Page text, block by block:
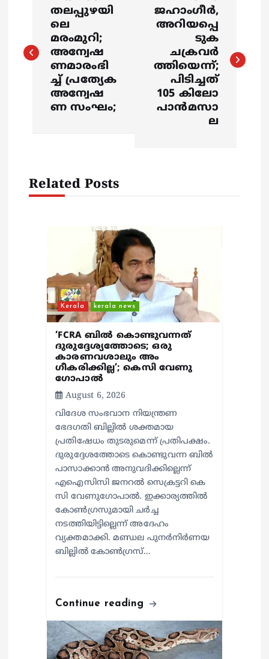
s
തലപ്പുഴയി
ലെ
മരംമുറി;
അന്വേഷ
ണമാരംഭി
ച്ച് പ്രത്യേക
അന്വേഷ
ണ സംഘം;
ജഹാം​ഗീ‍ർ,
അറിയപ്പെ
ടുക
ചക്രവർ
ത്തിയെന്ന്;
പിടിച്ചത്
105 കിലോ
പാൻമസാ
ല
Related Posts
Kerala kerala news
‘FCRA ബിൽ കൊണ്ടുവന്നത്
ദുരുദ്ദേശ്യത്തോടെ; ഒരു
കാരണവശാലും അം​
ഗീകരിക്കില്ല’; കെസി വേണു​
ഗോപാൽ
August 6, 2026
വിദേശ സംഭവാന നിയന്ത്രണ
ഭേദഗതി ബില്ലിൽ ശക്തമായ
പ്രതിഷേധം തുടരുമെന്ന് പ്രതിപക്ഷം.
ദുരുദ്ദേശത്തോടെ കൊണ്ടുവന്ന ബിൽ
പാസാക്കാൻ അനുവദിക്കില്ലെന്ന്
എഐസിസി ജനറൽ സെക്രട്ടറി കെ
സി വേണുഗോപാൽ. ഇക്കാര്യത്തിൽ
കോൺഗ്രസുമായി ചർച്ച
നടത്തിയിട്ടില്ലെന്ന് അദേഹം
വ്യക്തമാക്കി. മണ്ഡല പുനർനിർണയ
ബില്ലിൽ കോൺഗ്രസ്…
Continue reading